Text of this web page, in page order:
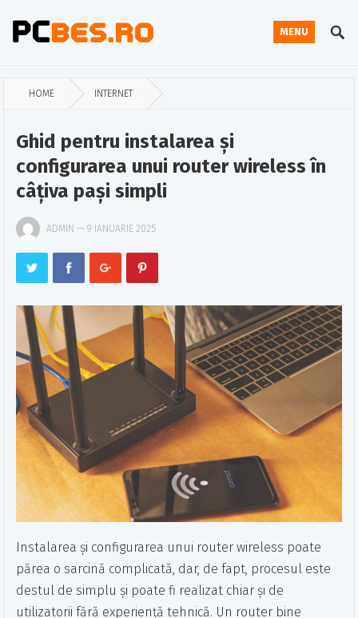
MENU
HOME INTERNET
Ghid pentru instalarea și
configurarea unui router wireless în
câțiva pași simpli
ADMIN — 9 IANUARIE 2025
Instalarea și configurarea unui router wireless poate
părea o sarcină complicată, dar, de fapt, procesul este
destul de simplu și poate fi realizat chiar și de
utilizatorii fără experiență tehnică. Un router bine